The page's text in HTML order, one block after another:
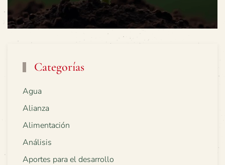
Categorías
Agua
Alianza
Alimentación
Análisis
Aportes para el desarrollo